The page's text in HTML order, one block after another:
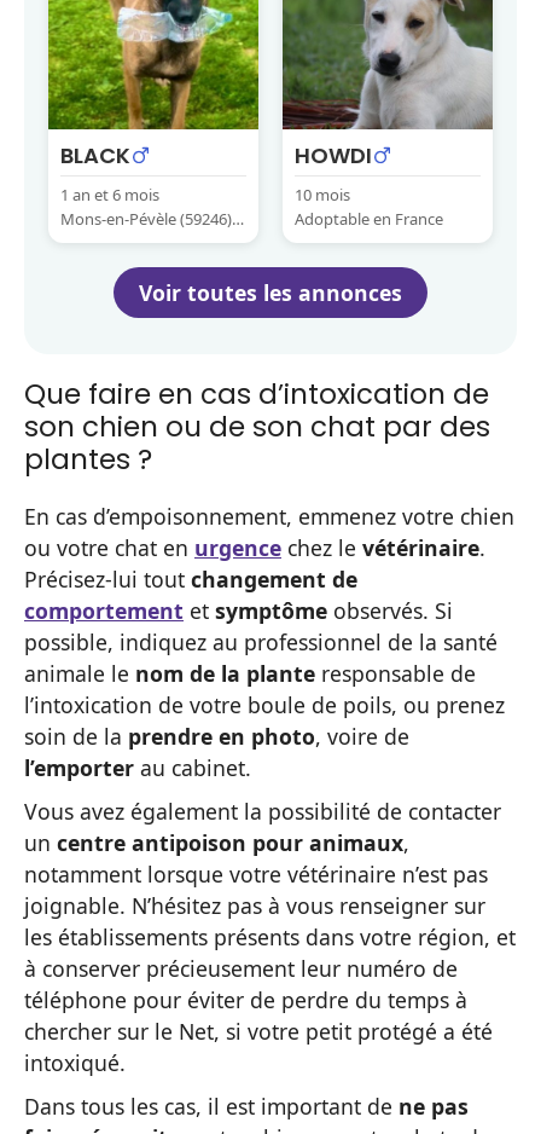
BLACK
1 an et 6 mois
Mons-en-Pévèle (59246) F
rance
HOWDI
10 mois
Adoptable en France
Voir toutes les annonces
Que faire en cas d’intoxication de
son chien ou de son chat par des
plantes ?
En cas d’empoisonnement, emmenez votre chien
ou votre chat en urgence chez le vétérinaire.
Précisez-lui tout changement de
comportement et symptôme observés. Si
possible, indiquez au professionnel de la santé
animale le nom de la plante responsable de
l’intoxication de votre boule de poils, ou prenez
soin de la prendre en photo, voire de
l’emporter au cabinet.
Vous avez également la possibilité de contacter
un centre antipoison pour animaux,
notamment lorsque votre vétérinaire n’est pas
joignable. N’hésitez pas à vous renseigner sur
les établissements présents dans votre région, et
à conserver précieusement leur numéro de
téléphone pour éviter de perdre du temps à
chercher sur le Net, si votre petit protégé a été
intoxiqué.
Dans tous les cas, il est important de ne pas